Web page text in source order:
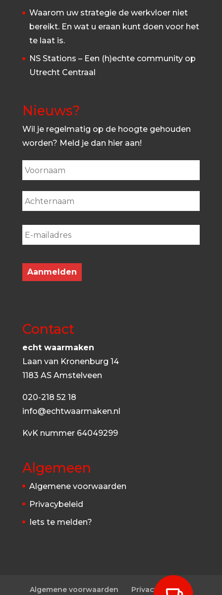
Waarom uw strategie de werkvloer niet
bereikt. En wat u eraan kunt doen voor het
te laat is.
NS Stations – Een (h)echte community op
Utrecht Centraal
Nieuws?
Wil je regelmatig op de hoogte gehouden
worden? Meld je dan hier aan!
Contact
echt waarmaken
Laan van Kronenburg 14
1183 AS Amstelveen
020-218 52 18
info@echtwaarmaken.nl
KvK nummer 64049299
Algemeen
Algemene voorwaarden
Privacybeleid
Iets te melden?
Algemene voorwaarden Privacybeleid